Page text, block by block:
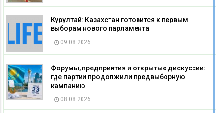
Курултай: Казахстан готовится к первым
выборам нового парламента
09 08 2026
Форумы, предприятия и открытые дискуссии:
где партии продолжили предвыборную
кампанию
08 08 2026